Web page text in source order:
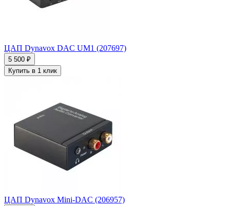
ЦАП Dynavox DAC UM1 (207697)
5 500 ₽
Купить в 1 клик
ЦАП Dynavox Mini-DAC (206957)